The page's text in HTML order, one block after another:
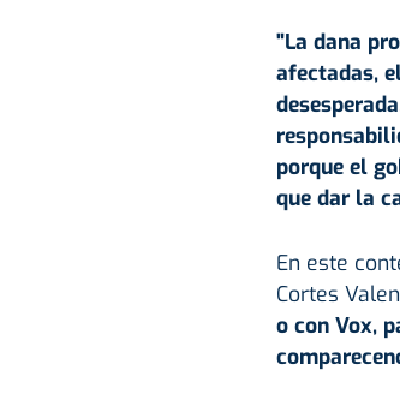
"La dana
afectadas,
porque el
que dar la
En este
Cortes
o con Vox,